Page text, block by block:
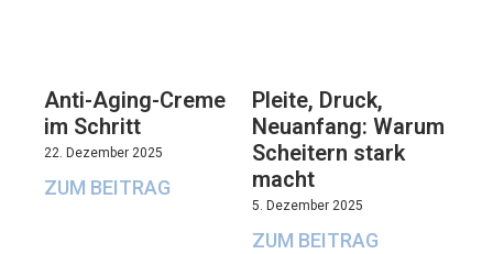
Anti-Aging-Creme
im Schritt
22. Dezember 2025
ZUM BEITRAG
Pleite, Druck,
Neuanfang: Warum
Scheitern stark
macht
5. Dezember 2025
ZUM BEITRAG